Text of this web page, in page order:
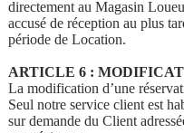
directement au Magasin
accusé de réception au plus
période de Location.
ARTICLE 6 :
La modification d’une
Seul notre service client est
sur demande du Client